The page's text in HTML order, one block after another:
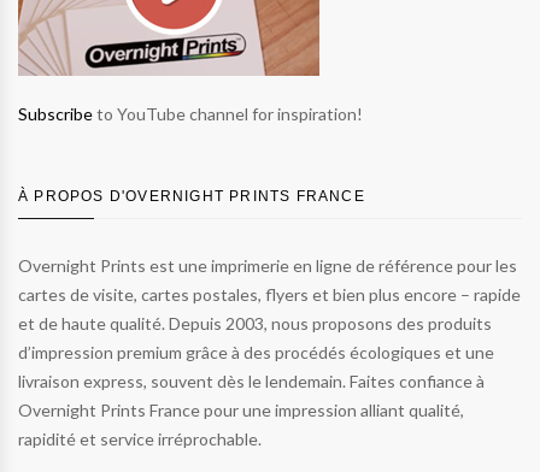
Subscribeto YouTube channel for inspiration!
À PROPOS D'OVERNIGHT PRINTS FRANCE
Overnight Prints est une imprimerie en ligne de référence pour les
cartes de visite, cartes postales, flyers et bien plus encore – rapide
et de haute qualité. Depuis 2003, nous proposons des produits
d’impression premium grâce à des procédés écologiques et une
livraison express, souvent dès le lendemain. Faites confiance à
Overnight Prints France pour une impression alliant qualité,
rapidité et service irréprochable.